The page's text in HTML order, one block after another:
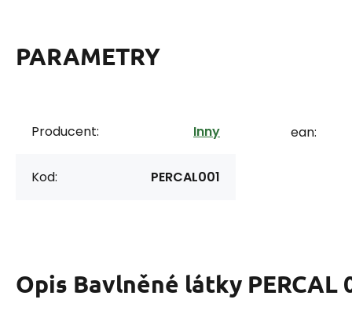
PARAMETRY
Producent: Inny
Kod: PERCAL001
ean:
Opis Bavlněné látky PERCAL